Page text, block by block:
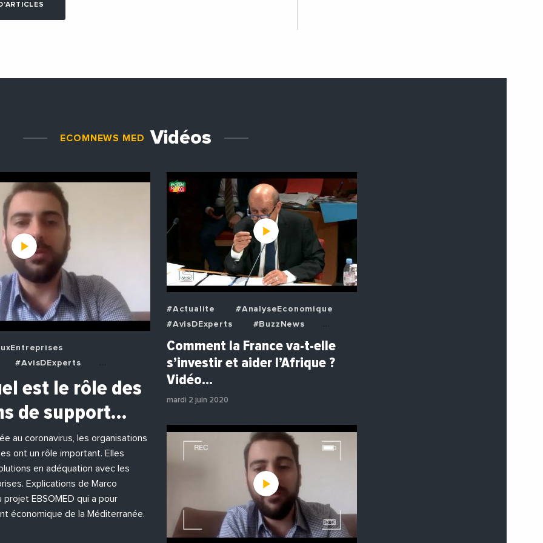
ECOMNEWS MED Vidéos
#AvisDExperts
#Economie
#Institutions
est le rôle des
de support…
au coronavirus, les organisations
ont un rôle important. Elles
en adéquation avec les
Explications de Marco
EBSOMED qui a pour
économique de la Méditerranée.
#Actualite
#AnalyseEconomique
#AvisDExperts
#BuzzNews
#Decideurs
#Economie
#EnDirectDe
#Institutions
#Politique
Comment la France va-t-elle
s’investir et aider l’Afrique ?
Vidéo…
mardi 2 juin 2020